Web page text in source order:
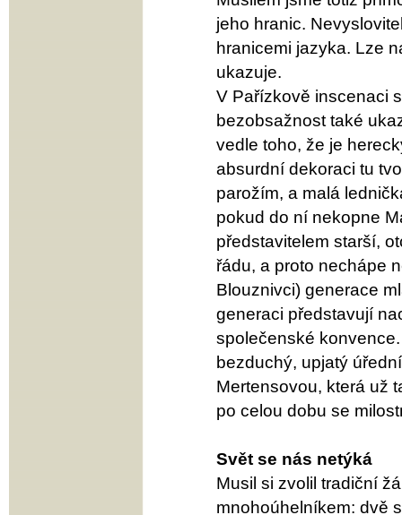
jeho hranic.
hranicemi jazyka. Lze
ukazuje.
V Pařízkově inscenaci
bezobsažnost také
vedle toho, že je
absurdní dekoraci tu
parožím, a malá
pokud do ní nekopne
představitelem starší,
řádu, a proto nechápe
Blouznivci) generace
generaci představují
společenské
bezduchý, upjatý
Mertensovou, která už
po celou dobu se
Svět se nás netýká
Musil si zvolil tradiční
mnohoúhelníkem: dvě